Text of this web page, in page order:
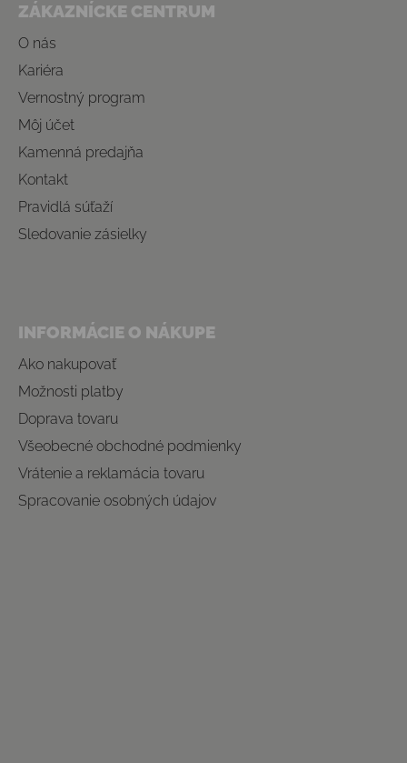
ZÁKAZNÍCKE CENTRUM
O nás
Kariéra
Vernostný program
Môj účet
Kamenná predajňa
Kontakt
Pravidlá súťaží
Sledovanie zásielky
INFORMÁCIE O NÁKUPE
Ako nakupovať
Možnosti platby
Doprava tovaru
Všeobecné obchodné podmienky
Vrátenie a reklamácia tovaru
Spracovanie osobných údajov